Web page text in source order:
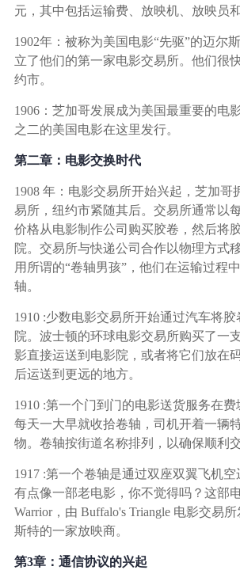
元，其中包括运输费、放映机、放映员和
1902年：被称为美国电影“先驱”的迈尔
立了他们的第一家电影交易所。他们很
约市。
1906：芝加哥发展成为美国最重要的电
之二的美国电影在这里发行。
第二章：电影交换时代
1908 年：电影交易所开始兴起，芝加哥
易所，纽约市紧随其后。交易所通常以
价格从电影制作公司购买胶卷，然后将
院。交易所与快递公司合作以物理方式
用所谓的“卷轴男孩”，他们在运输过程
轴。
1910 :少数电影交易所开始通过汽车将
院。波士顿的环球电影交易所购买了一
影直接运送到电影院，或者将它们放在
后运送到更远的地方。
1910 :第一个门到门的电影送货服务在
每天一大早就收拾卷轴，司机开着一辆
物。卷轴按街道名称排列，以确保顺利交
1917 :第一个卷轴是通过双座双翼飞机
有点像一部老电影，你不觉得吗？这部
Warrior，由 Buffalo's Triangle 电影交易
斯特的一家放映商。
第3章：通信协议的兴起